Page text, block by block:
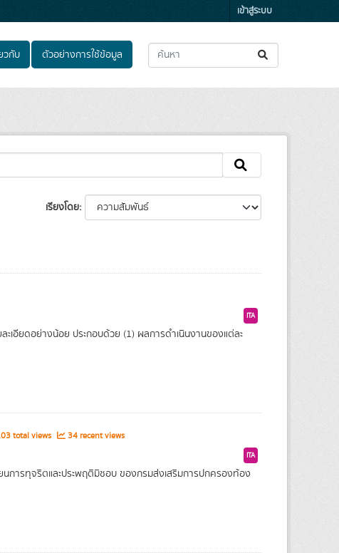
เข้าสู่ระบบ
วกับ ตัวอย่างการใช้ข้อมูล
เรียงโดย
ITA
เอียดอย่างน้อย ประกอบด้วย (1) ผลการดำเนินงานของแต่ละ
total views 34 recent views
ITA
นการทุจริตและประพฤติมิชอบ ของกรมส่งเสริมการปกครองท้อง